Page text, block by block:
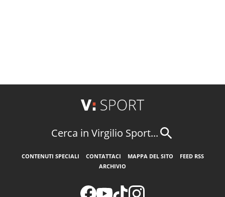
Cerca in Virgilio Sport...
CONTENUTI SPECIALI CONTATTACI MAPPA DEL SITO
FEED RSS
ARCHIVIO